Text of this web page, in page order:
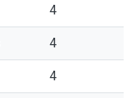
4
4
4